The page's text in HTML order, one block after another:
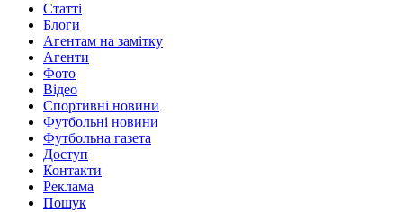
Статті
Блоги
Агентам на замітку
Агенти
Фото
Відео
Спортивні новини
Футбольні новини
Футбольна газета
Доступ
Контакти
Реклама
Пошук